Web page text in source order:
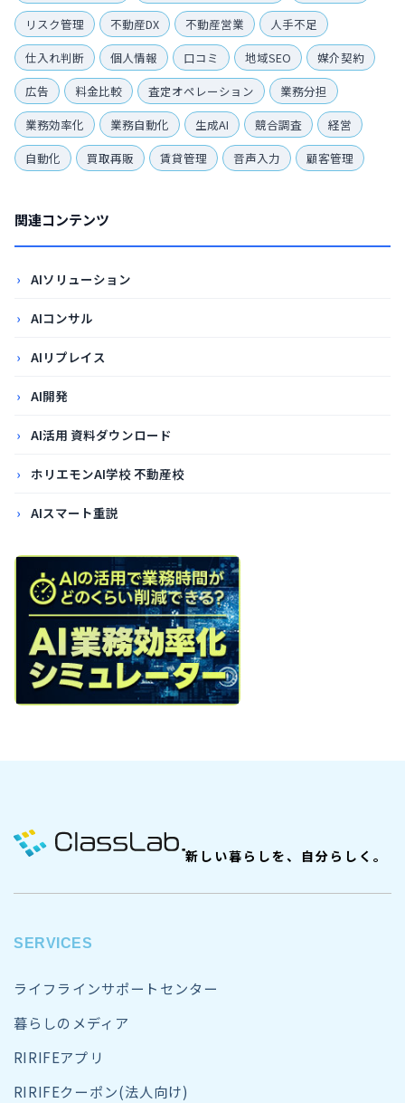
リスク管理
不動産DX 不動産営業
人手不足
仕入れ判断
個人情報 口コミ 地域SEO
媒介契約
広告
料金比較 査定オペレーション
業務分担
業務効率化
業務自動化 生成AI 競合調査
経営
自動化
買取再販 賃貸管理 音声入力 顧客管理
関連コンテンツ
AIソリューション
AIコンサル
AIリプレイス
AI開発
AI活用 資料ダウンロード
ホリエモンAI学校 不動産校
AIスマート重説
新しい暮らしを、自分らしく。
SERVICES
ライフラインサポートセンター
暮らしのメディア
RIRIFEアプリ
RIRIFEクーポン(法人向け)